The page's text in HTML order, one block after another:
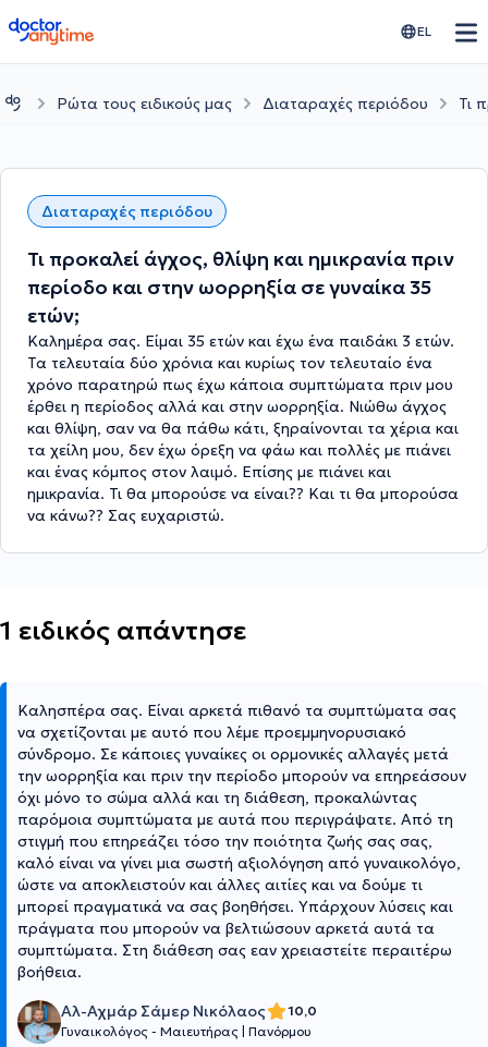
doctoranytime EL
Ρώτα τους ειδικούς μας Διαταραχές περιόδου Τι
Διαταραχές περιόδου
Τι προκαλεί άγχος, θλίψη και ημικρανία πριν
περίοδο και στην ωορρηξία σε γυναίκα 35
ετών;
Καλημέρα σας. Είμαι 35 ετών και έχω ένα παιδάκι 3 ετών.
Τα τελευταία δύο χρόνια και κυρίως τον τελευταίο ένα
χρόνο παρατηρώ πως έχω κάποια συμπτώματα πριν μου
έρθει η περίοδος αλλά και στην ωορρηξία. Νιώθω άγχος
και θλίψη, σαν να θα πάθω κάτι, ξηραίνονται τα χέρια και
τα χείλη μου, δεν έχω όρεξη να φάω και πολλές με πιάνει
και ένας κόμπος στον λαιμό. Επίσης με πιάνει και
ημικρανία. Τι θα μπορούσε να είναι?? Και τι θα μπορούσα
να κάνω?? Σας ευχαριστώ.
1 ειδικός απάντησε
Καλησπέρα σας. Είναι αρκετά πιθανό τα συμπτώματα σας
να σχετίζονται με αυτό που λέμε προεμμηνορυσιακό
σύνδρομο. Σε κάποιες γυναίκες οι ορμονικές αλλαγές μετά
την ωορρηξία και πριν την περίοδο μπορούν να επηρεάσουν
όχι μόνο το σώμα αλλά και τη διάθεση, προκαλώντας
παρόμοια συμπτώματα με αυτά που περιγράψατε. Από τη
στιγμή που επηρεάζει τόσο την ποιότητα ζωής σας σας,
καλό είναι να γίνει μια σωστή αξιολόγηση από γυναικολόγο,
ώστε να αποκλειστούν και άλλες αιτίες και να δούμε τι
μπορεί πραγματικά να σας βοηθήσει. Υπάρχουν λύσεις και
πράγματα που μπορούν να βελτιώσουν αρκετά αυτά τα
συμπτώματα. Στη διάθεση σας εαν χρειαστείτε περαιτέρω
βοήθεια.
Αλ-Αχμάρ Σάμερ Νικόλαος
10,0
Γυναικολόγος - Μαιευτήρας Πανόρμου